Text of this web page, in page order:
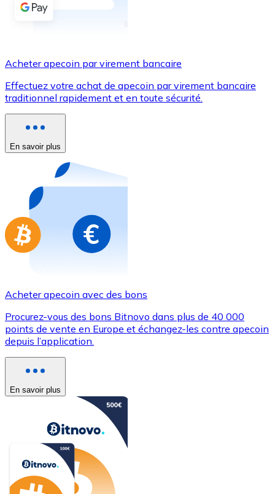
Virement SEPA
Utilisez les cartes Visa et Mastercard pour acheter
Acheter avec carte
Nouveau
Achetez des cartes-cadeaux de vos marques
Aller à la boutique de cartes-cadeaux
Acheter apecoin par virement bancaire
Effectuez votre achat de apecoin par virement bancaire
traditionnel rapidement et en toute sécurité.
En savoir plus
Acheter apecoin avec des bons
Procurez-vous des bons Bitnovo dans plus de 40 000
points de vente en Europe et échangez-les contre apecoin
depuis l’application.
En savoir plus